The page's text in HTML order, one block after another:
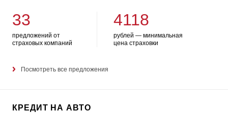
33
предложений от
страховых компаний
4118
рублей — минимальная
цена страховки
Посмотреть все предложения
КРЕДИТ НА АВТО